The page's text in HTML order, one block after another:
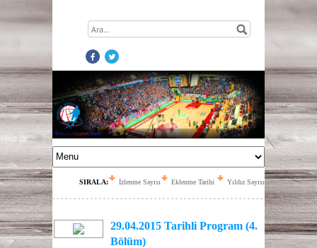
SIRALA: İzlenme Sayısı Eklenme Tarihi Yıldız Sayısı
29.04.2015 Tarihli Program (4.
Bölüm)